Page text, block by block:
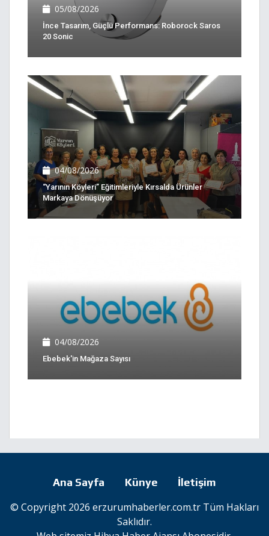
05/08/2026
İnce Tasarım, Güçlü Performans: Roborock Saros
20 Sonic
04/08/2026
“Yarının Köyleri” Eğitimleriyle Kırsalda Ürünler
Markaya Dönüşüyor
04/08/2026
Ebebek'in Mağaza Sayısı
Ana Sayfa Künye İletişim
© Copyright 2026 erzurumhaberler.com.tr Tüm Hakları
Saklıdır.